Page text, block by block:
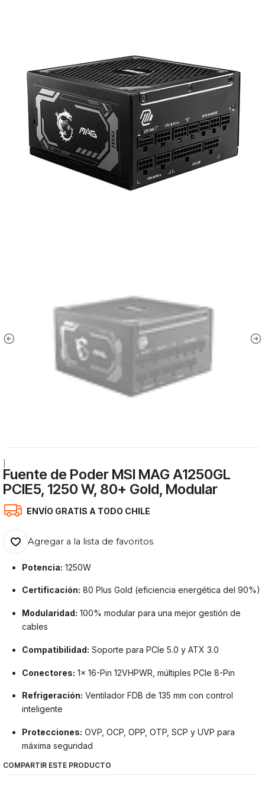
Fuente de Poder MSI MAG A1250GL
PCIE5, 1250 W, 80+ Gold, Modular
ENVÍO GRATIS A TODO CHILE
Agregar a la lista de favoritos
Potencia: 1250W
Certificación: 80 Plus Gold (eficiencia energética del 90%)
Modularidad: 100% modular para una mejor gestión de
cables
Compatibilidad: Soporte para PCIe 5.0 y ATX 3.0
Conectores: 1x 16-Pin 12VHPWR, múltiples PCIe 8-Pin
Refrigeración: Ventilador FDB de 135 mm con control
inteligente
Protecciones: OVP, OCP, OPP, OTP, SCP y UVP para
máxima seguridad
COMPARTIR ESTE PRODUCTO